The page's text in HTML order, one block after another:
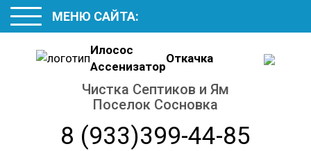
Илосос
Ассенизатор
Откачка
Чистка Септиков и Ям
Поселок Сосновка
8 (933)399-44-85
МЕНЮ САЙТА: